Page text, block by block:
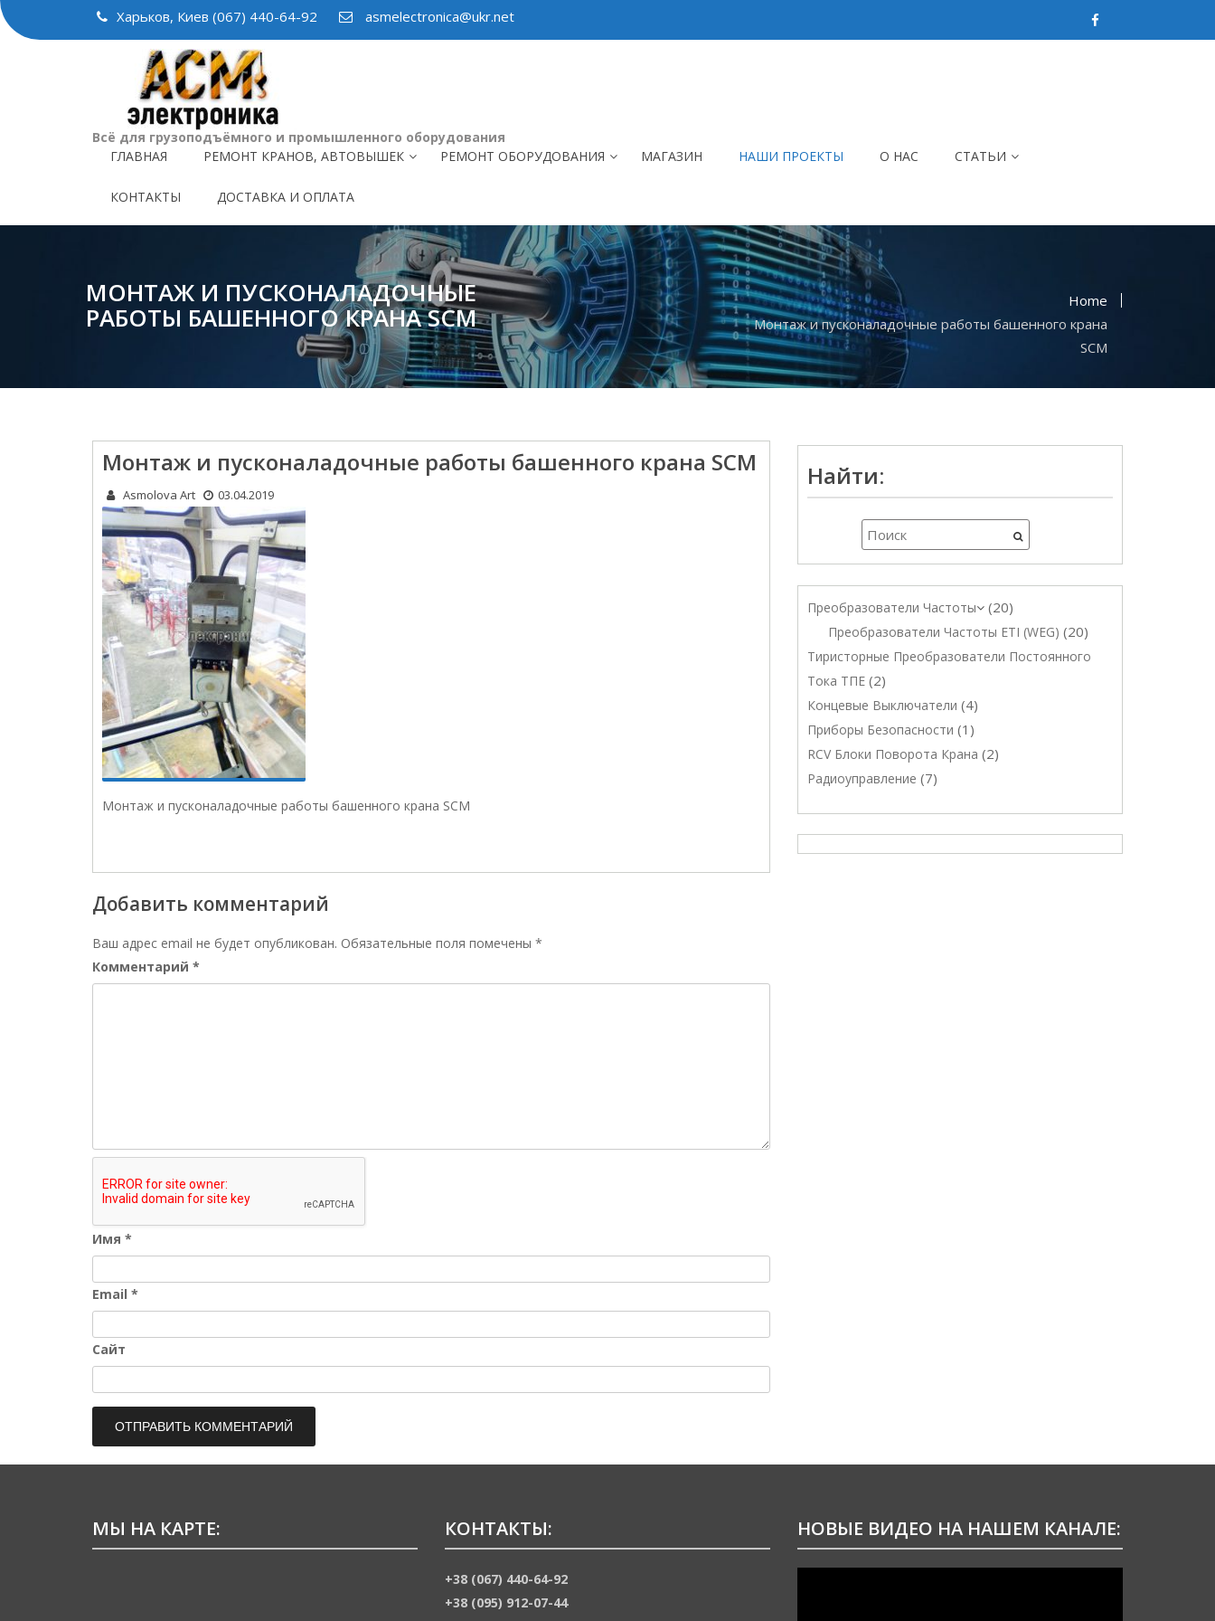
Skip
to
Харьков, Киев (067) 440-64-92 asmelectronica@ukr.net
Всё для грузоподъёмного и промышленного оборудования
ГЛАВНАЯ
РЕМОНТ КРАНОВ, АВТОВЫШЕК РЕМОНТ ОБОРУДОВАНИЯ МАГАЗИН НАШИ ПРОЕКТЫ О НАС СТАТЬИ
КОНТАКТЫ ДОСТАВКА И ОПЛАТА
МОНТАЖ И ПУСКОНАЛАДОЧНЫЕ
РАБОТЫ БАШЕННОГО КРАНА SCM
Home
Монтаж и пусконаладочные работы башенного крана
SCM
Монтаж и пусконаладочные работы башенного крана SCM
Asmolova Art 03.04.2019
Монтаж и пусконаладочные работы башенного крана SCM
Добавить комментарий
Ваш адрес email не будет опубликован. Обязательные поля помечены *
Комментарий *
Имя *
Email *
Сайт
Найти:
Преобразователи Частоты 20
Преобразователи Частоты ETI (WEG) 20
Тиристорные Преобразователи Постоянного
Тока ТПЕ 2
Концевые Выключатели 4
Приборы Безопасности 1
RCV Блоки Поворота Крана 2
Радиоуправление 7
МЫ НА КАРТЕ: КОНТАКТЫ:
+38 (067) 440-64-92
+38 (095) 912-07-44
НОВЫЕ ВИДЕО НА НАШЕМ КАНАЛЕ: